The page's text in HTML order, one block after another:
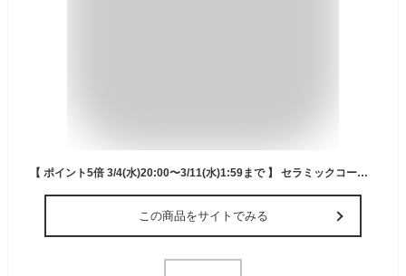
【 ポイント5倍 3/4(水)20:00〜3/11(水)1:59まで 】 セラミックコーティング 真空二重保温ポット 600 | テーブルポット 卓上ポット ジャグ 魔法瓶 保温ポット ステンレスポット コーヒーポット 保冷保温 保温 保冷ポット コーヒーサーバー セラミック
この商品をサイトでみる